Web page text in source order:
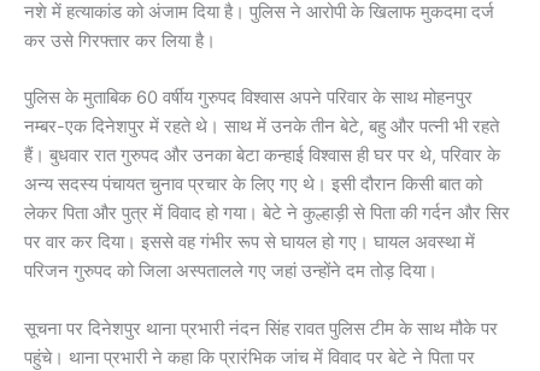
नशे में हत्याकांड को अंजाम दिया है। पुलिस ने आरोपी के खिलाफ मुकदमा दर्ज
कर उसे गिरफ्तार कर लिया है।
पुलिस के मुताबिक 60 वर्षीय गुरुपद विश्वास अपने परिवार के साथ मोहनपुर
नम्बर-एक दिनेशपुर में रहते थे। साथ में उनके तीन बेटे, बहु और पत्नी भी रहते
हैं। बुधवार रात गुरुपद और उनका बेटा कन्हाई विश्वास ही घर पर थे, परिवार के
अन्य सदस्य पंचायत चुनाव प्रचार के लिए गए थे। इसी दौरान किसी बात को
लेकर पिता और पुत्र में विवाद हो गया। बेटे ने कुल्हाड़ी से पिता की गर्दन और सिर
पर वार कर दिया। इससे वह गंभीर रूप से घायल हो गए। घायल अवस्था में
परिजन गुरुपद को जिला अस्पतालले गए जहां उन्होंने दम तोड़ दिया।
सूचना पर दिनेशपुर थाना प्रभारी नंदन सिंह रावत पुलिस टीम के साथ मौके पर
पहुंचे। थाना प्रभारी ने कहा कि प्रारंभिक जांच में विवाद पर बेटे ने पिता पर